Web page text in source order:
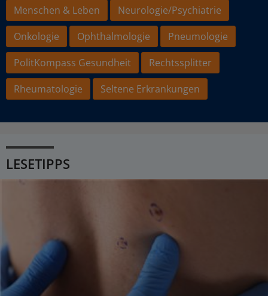
Menschen & Leben
Neurologie/Psychiatrie
Onkologie
Ophthalmologie
Pneumologie
PolitKompass Gesundheit
Rechtssplitter
Rheumatologie
Seltene Erkrankungen
LESETIPPS